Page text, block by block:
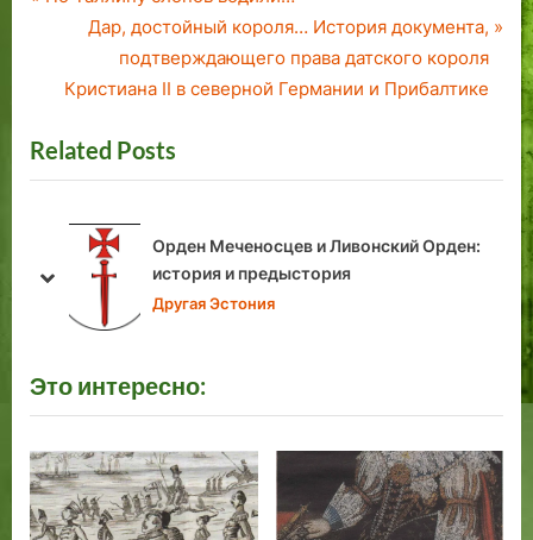
записям
o
u
o
N
x
P
o
t
Дар, достойный короля… История документа,
подтверждающего права датского короля
Кристиана II в северной Германии и Прибалтике
Related Posts
Уникальное, без преувеличения, издание на
русском языке посвященное истории
Эстляндского рыцарства, увидело свет в
Другая Эстония
prev
next
Это интересно: